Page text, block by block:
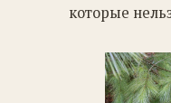
которые